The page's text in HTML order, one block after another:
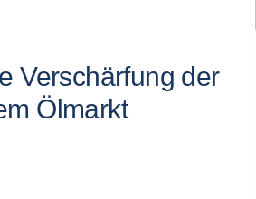
Verschärfung der
Ölmarkt